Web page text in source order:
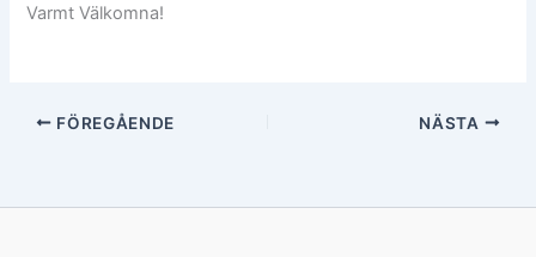
Varmt Välkomna!
FÖREGÅENDE NÄSTA